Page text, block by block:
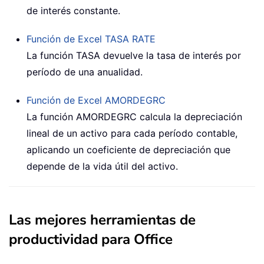
de interés constante.
Función de Excel TASA RATE
La función TASA devuelve la tasa de interés por
período de una anualidad.
Función de Excel AMORDEGRC
La función AMORDEGRC calcula la depreciación
lineal de un activo para cada período contable,
aplicando un coeficiente de depreciación que
depende de la vida útil del activo.
Las mejores herramientas de
productividad para Office